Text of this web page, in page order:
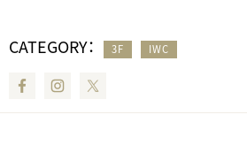
CATEGORY： 3F IWC
FacebookInstagram